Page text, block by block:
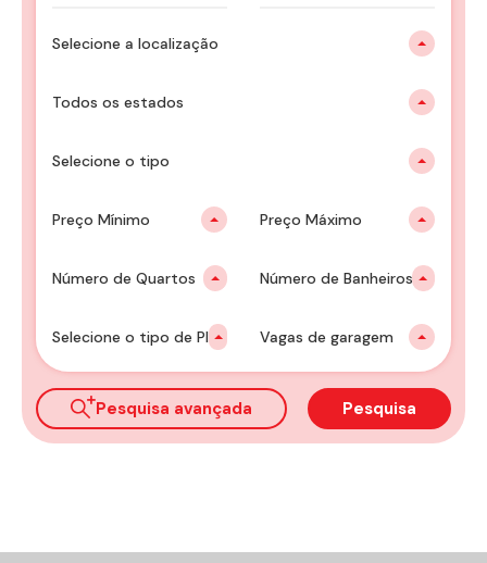
Selecione a localização
Todos os estados
Selecione o tipo
Preço Mínimo Preço Máximo
Número de Quartos Número de Banheiros
Selecione o tipo de Plantão Vagas de garagem
Pesquisa avançada Pesquisa